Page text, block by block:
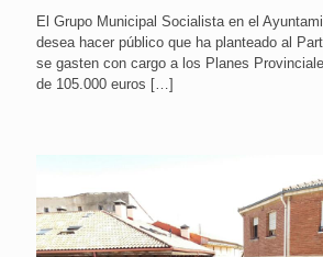
El Grupo Municipal Socialista en el
desea hacer público que ha planteado al
se gasten con cargo a los Planes
de 105.000 euros […]